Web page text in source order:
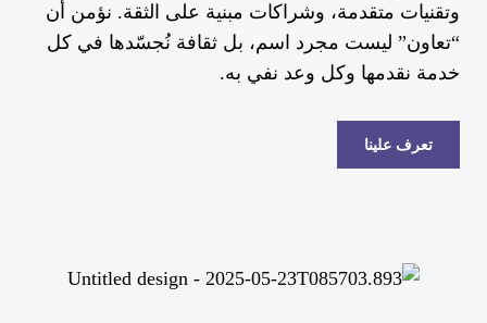
وتقنيات متقدمة، وشراكات مبنية على الثقة. نؤمن أن
“تعاون” ليست مجرد اسم، بل ثقافة نُجسّدها في كل
خدمة نقدمها وكل وعد نفي به.
تعرف علينا